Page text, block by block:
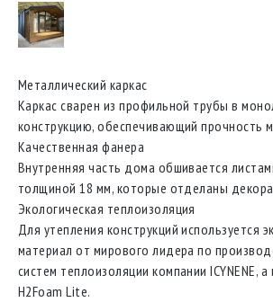
Металлический каркас
Каркас сварен из профильной трубы в
конструкцию, обеспечивающий прочность
Качественная фанера
Внутренняя часть дома обшивается
толщиной 18 мм, которые отделаны
Экологическая теплоизоляция
Для утепления конструкций используется
материал от мирового лидера по
систем теплоизоляции компании ICYNENE,
H2Foam Lite.